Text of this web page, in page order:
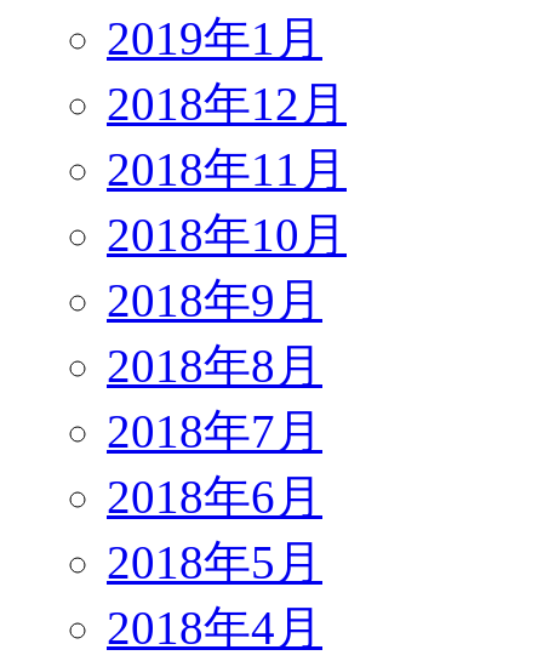
2019年1月
2018年12月
2018年11月
2018年10月
2018年9月
2018年8月
2018年7月
2018年6月
2018年5月
2018年4月